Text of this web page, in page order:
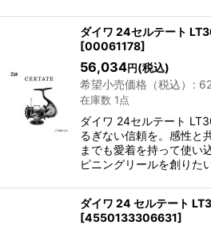
ダイワ 24セルテート
[00061178]
56,034円(税込)
希望小売価格（税込）
:
在庫数 1点
ダイワ 24セルテート
るぎない信頼を。感性と
までも愛着を持って使い
ピニングリールを創りた
ダイワ 24 セルテート
[4550133306631]